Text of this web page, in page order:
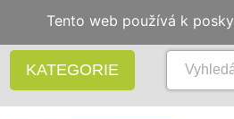
KATEGORIE
Tento web používá k